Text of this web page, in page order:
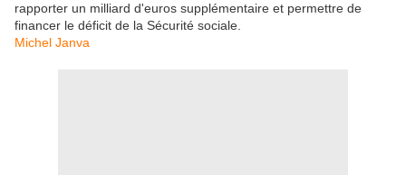
rapporter un milliard d'euros supplémentaire et permettre de
financer le déficit de la Sécurité sociale.
Michel Janva